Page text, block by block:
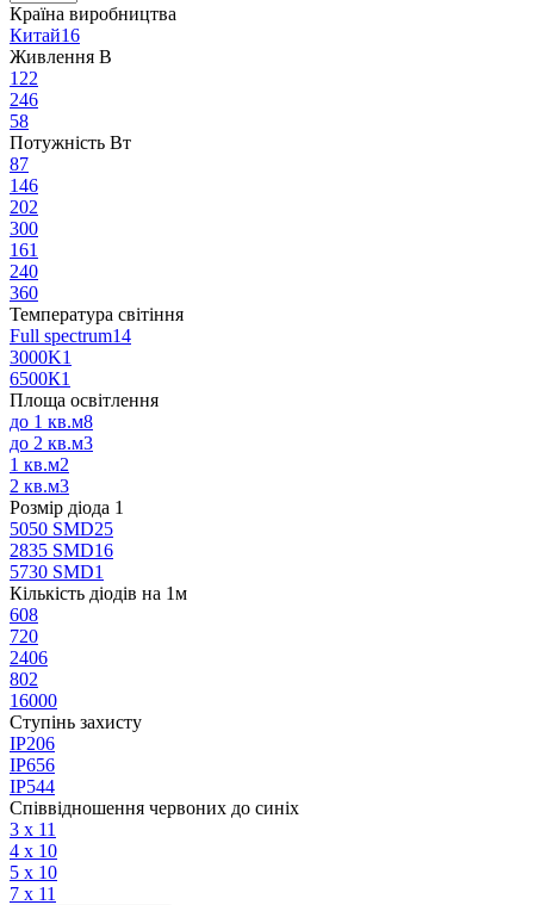
Країна виробництва
Китай16
Живлення В
122
246
58
Потужність Вт
87
146
202
300
161
240
360
Температура світіння
Full spectrum14
3000K1
6500К1
Площа освітлення
до 1 кв.м8
до 2 кв.м3
1 кв.м2
2 кв.м3
Розмір діода 1
5050 SMD25
2835 SMD16
5730 SMD1
Кількість діодів на 1м
608
720
2406
802
16000
Ступінь захисту
IP206
IP656
IP544
Співвідношення червоних до синіх
3 х 11
4 х 10
5 х 10
7 х 11